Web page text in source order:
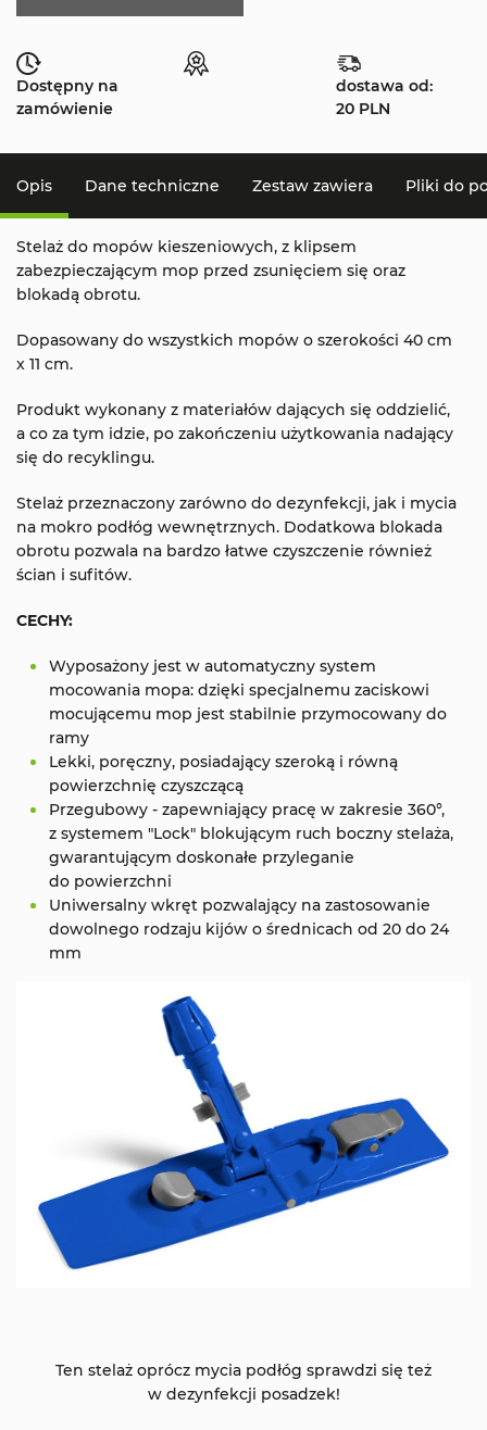
Dostępny na
zamówienie
dostawa od:
20 PLN
Opis Dane techniczne Zestaw zawiera Pliki do
Stelaż do mopów kieszeniowych, z klipsem
zabezpieczającym mop przed zsunięciem się oraz
blokadą obrotu.
Dopasowany do wszystkich mopów o szerokości 40 cm
x 11 cm.
Produkt wykonany z materiałów dających się oddzielić,
a co za tym idzie, po zakończeniu użytkowania nadający
się do recyklingu.
Stelaż przeznaczony zarówno do dezynfekcji, jak i mycia
na mokro podłóg wewnętrznych. Dodatkowa blokada
obrotu pozwala na bardzo łatwe czyszczenie również
ścian i sufitów.
CECHY:
Wyposażony jest w automatyczny system
mocowania mopa: dzięki specjalnemu zaciskowi
mocującemu mop jest stabilnie przymocowany do
ramy
Lekki, poręczny, posiadający szeroką i równą
powierzchnię czyszczącą
Przegubowy - zapewniający pracę w zakresie 360°,
z systemem "Lock" blokującym ruch boczny stelaża,
gwarantującym doskonałe przyleganie
do powierzchni
Uniwersalny wkręt pozwalający na zastosowanie
dowolnego rodzaju kijów o średnicach od 20 do 24
mm
Ten stelaż oprócz mycia podłóg sprawdzi się też
w dezynfekcji posadzek!